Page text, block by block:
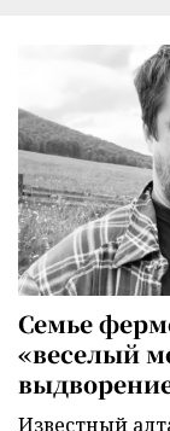
Семье
«веселый
Известный